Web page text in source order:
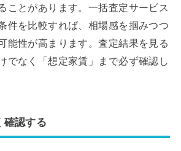
ことがあります。一括査定サービス
件を比較すれば、相場感を掴みつつ
能性が高まります。査定結果を見る
でなく「想定家賃」まで必ず確認し
確認する